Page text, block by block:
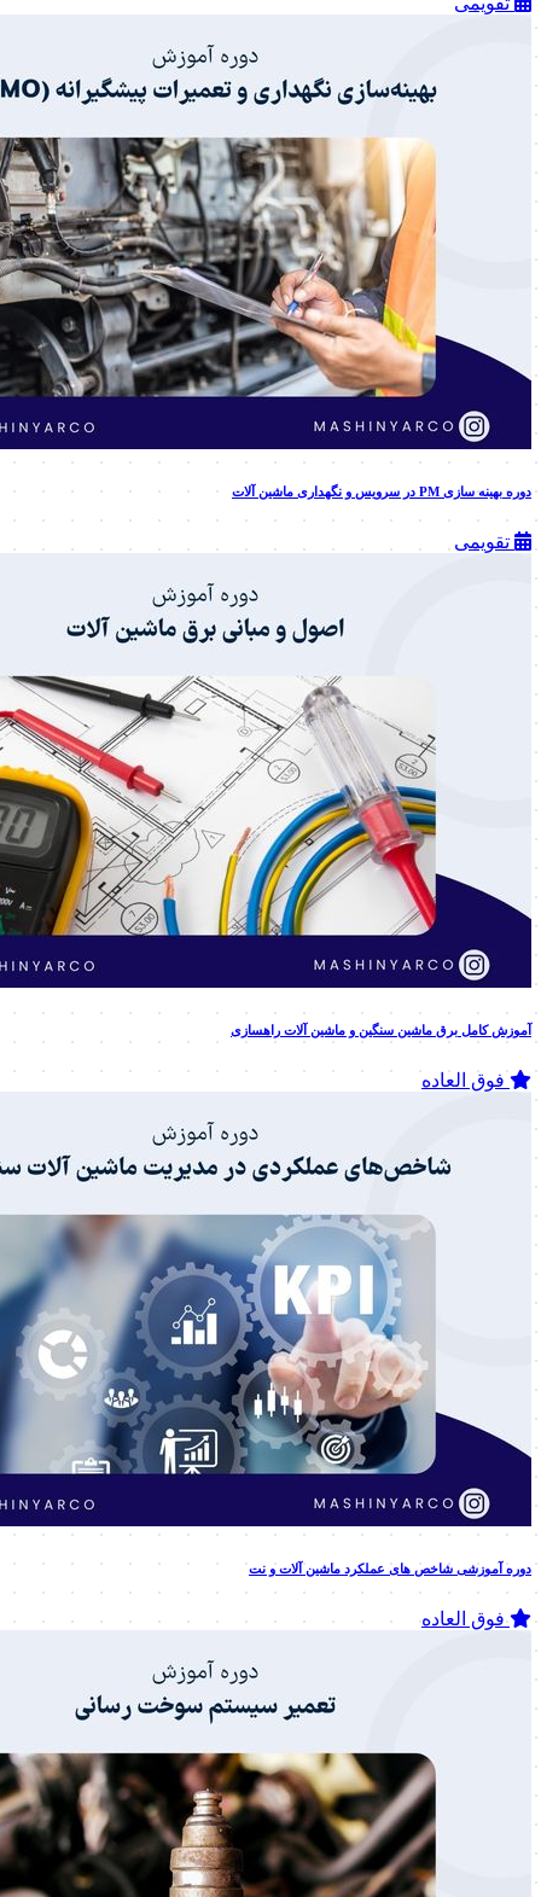
دوره بهینه سازی PM در سرویس و نگهداری ماشین آلات
تقویمی
آموزش کامل برق ماشین سنگین و ماشین آلات راهسازی
فوق العاده
دوره آموزشی شاخص های عملکرد ماشین آلات و نت
فوق العاده